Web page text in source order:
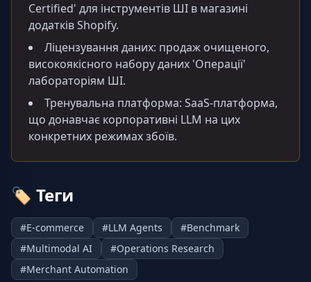
Certified' для інструментів ШІ в магазині
додатків Shopify.
Ліцензування даних: продаж очищеного,
високоякісного набору даних 'Операції'
лабораторіям ШІ.
Тренувальна платформа: SaaS-платформа,
що донавчає корпоративні LLM на цих
конкретних режимах збоїв.
🏷️ Теги
#E-commerce #LLM Agents #Benchmark
#Multimodal AI #Operations Research
#Merchant Automation